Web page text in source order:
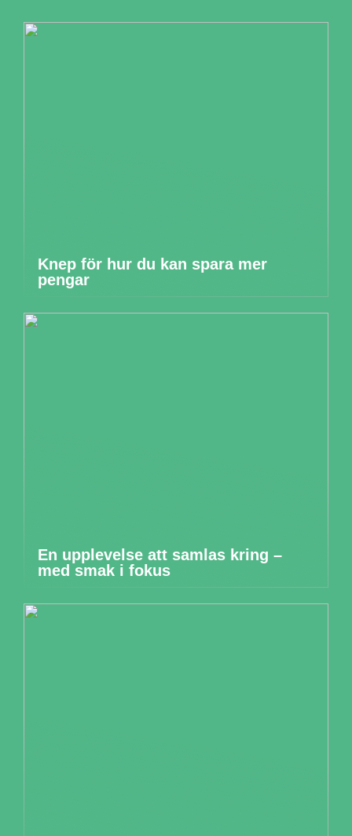
Knep för hur du kan spara mer
pengar
En upplevelse att samlas kring –
med smak i fokus